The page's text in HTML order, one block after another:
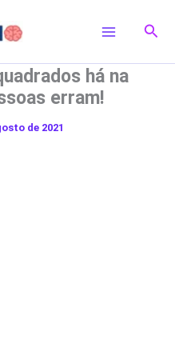
há na
erram!
de 2021